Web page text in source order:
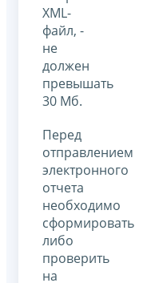
XML-
файл, -
не
должен
превышать
30 Мб.
Перед
отправлением
электронного
отчета
необходимо
сформировать
либо
проверить
на